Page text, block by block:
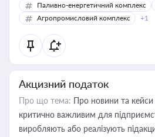
Паливно-енергетичний комплекс
Агропромисловий комплекс
+1
Акцизний податок
Про що тема: Про новини та кейси
критично важливим для
виробляють або реалізують